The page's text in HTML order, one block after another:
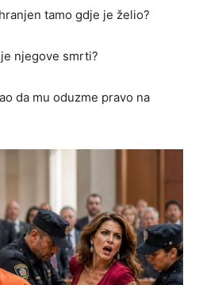
tamo gdje je želio?
njegove smrti?
da mu oduzme pravo na